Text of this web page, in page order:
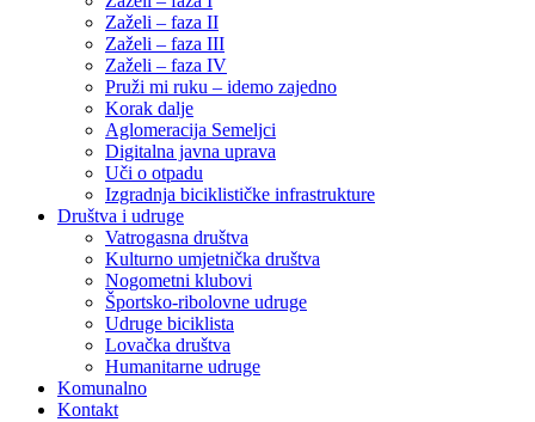
Zaželi – faza II
Zaželi – faza III
Zaželi – faza IV
Pruži mi ruku – idemo zajedno
Korak dalje
Aglomeracija Semeljci
Digitalna javna uprava
Uči o otpadu
Izgradnja biciklističke infrastrukture
Društva i udruge
Vatrogasna društva
Kulturno umjetnička društva
Nogometni klubovi
Športsko-ribolovne udruge
Udruge biciklista
Lovačka društva
Humanitarne udruge
Komunalno
Kontakt